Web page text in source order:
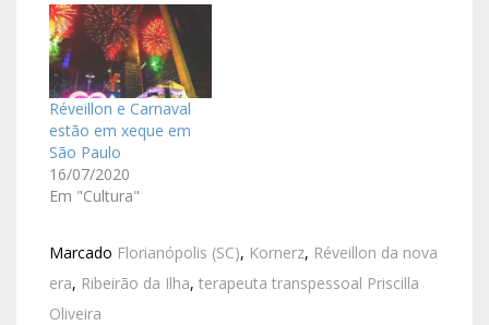
Réveillon e Carnaval
estão em xeque em
São Paulo
16/07/2020
Em "Cultura"
Marcado Florianópolis (SC), Kornerz, Réveillon da nova
era, Ribeirão da Ilha, terapeuta transpessoal Priscilla
Oliveira